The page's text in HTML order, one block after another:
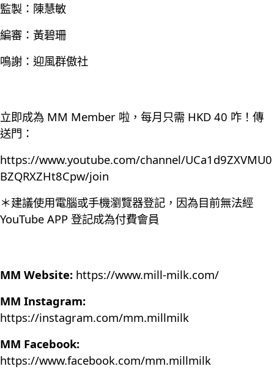
監製：陳慧敏
編審：黃碧珊
鳴謝：迎風群傲社
立即成為 MM Member 啦，每月只需 HKD 40 咋！傳
送門：
https://www.youtube.com/channel/UCa1d9ZXVMU0
BZQRXZHt8Cpw/join
＊建議使用電腦或手機瀏覽器登記，因為目前無法經
YouTube APP 登記成為付費會員
MM Website: https://www.mill-milk.com/
MM Instagram:
https://instagram.com/mm.millmilk
MM Facebook:
https://www.facebook.com/mm.millmilk